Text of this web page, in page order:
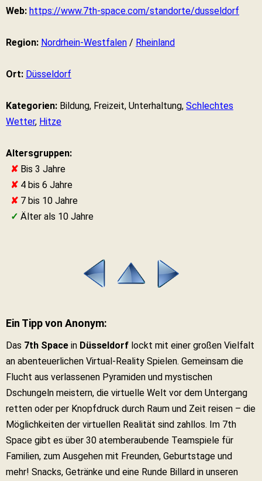
Web: https://www.7th-space.com/standorte/dusseldorf
Region: Nordrhein-Westfalen / Rheinland
Ort: Düsseldorf
Kategorien: Bildung, Freizeit, Unterhaltung, Schlechtes
Wetter, Hitze
Altersgruppen:
✘ Bis 3 Jahre
✘ 4 bis 6 Jahre
✘ 7 bis 10 Jahre
✓ Älter als 10 Jahre
Ein Tipp von Anonym:
Das 7th Space in Düsseldorf lockt mit einer großen Vielfalt
an abenteuerlichen Virtual-Reality Spielen. Gemeinsam die
Flucht aus verlassenen Pyramiden und mystischen
Dschungeln meistern, die virtuelle Welt vor dem Untergang
retten oder per Knopfdruck durch Raum und Zeit reisen – die
Möglichkeiten der virtuellen Realität sind zahllos. Im 7th
Space gibt es über 30 atemberaubende Teamspiele für
Familien, zum Ausgehen mit Freunden, Geburtstage und
mehr! Snacks, Getränke und eine Runde Billard in unseren